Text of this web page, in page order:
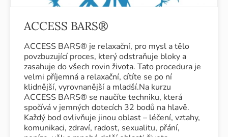
ACCESS BARS®
ACCESS BARS® je relaxační, pro mysl a tělo
povzbuzující proces, který odstraňuje bloky a
zasahuje do všech rovin života. Tato procedura je
velmi příjemná a relaxační, cítíte se po ní
klidnější, vyrovnanější a mladší.Na kurzu
ACCESS BARS® se naučíte techniku, která
spočívá v jemných dotecích 32 bodů na hlavě.
Každý bod ovlivňuje jinou oblast – léčení, vztahy,
komunikaci, zdraví, radost, sexualitu, přání,